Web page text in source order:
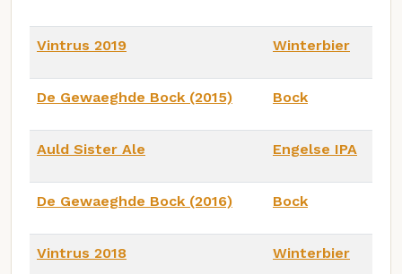
Vintrus 2019 Winterbier
De Gewaeghde Bock (2015) Bock
Auld Sister Ale Engelse IPA
De Gewaeghde Bock (2016) Bock
Vintrus 2018 Winterbier